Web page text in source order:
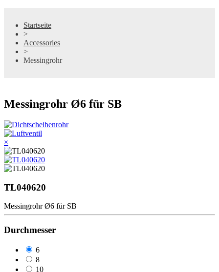
Startseite
>
Accessories
>
Messingrohr
Messingrohr Ø6 für SB
×
TL040620
Messingrohr Ø6 für SB
Durchmesser
6
8
10